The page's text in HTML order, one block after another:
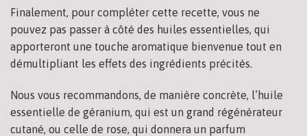
Finalement, pour compléter cette recette, vous ne
pouvez pas passer à côté des huiles essentielles, qui
apporteront une touche aromatique bienvenue tout en
démultipliant les effets des ingrédients précités.
Nous vous recommandons, de manière concrète, l’huile
essentielle de géranium, qui est un grand régénérateur
cutané, ou celle de rose, qui donnera un parfum